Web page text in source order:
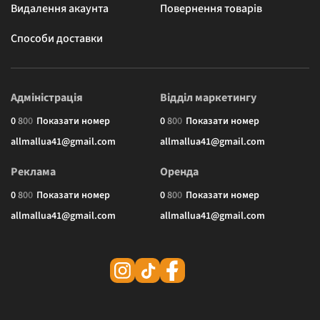
Видалення акаунта
Повернення товарів
Способи доставки
Адміністрація
0800 Показати номер
allmallua41@gmail.com
Відділ маркетингу
0800 Показати номер
allmallua41@gmail.com
Реклама
0800 Показати номер
allmallua41@gmail.com
Оренда
0800 Показати номер
allmallua41@gmail.com